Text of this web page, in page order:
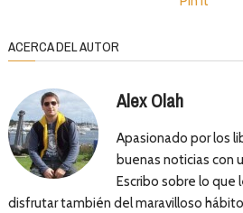
ACERCA DEL AUTOR
Alex Olah
Apasionado por los
buenas noticias con
Escribo sobre lo que
disfrutar también del maravilloso